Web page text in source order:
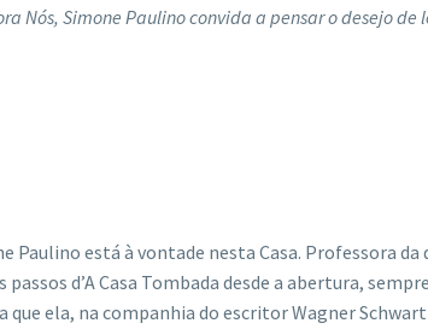
Nós, Simone Paulino convida a pensar o desejo
Paulino está à vontade nesta Casa. Professora
d’A Casa Tombada desde a abertura,
que ela, na companhia do escritor Wagner